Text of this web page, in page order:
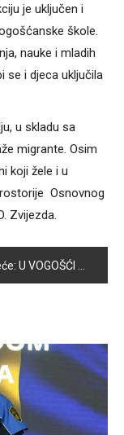
je uključen i
škole.
nauke i mladih
se i djeca uključila
u skladu sa
migrante. Osim
koji žele i u
Osnovnog
Zvijezda.
U VOGOŠĆI KATOLICI OBILJEŽILI BLAGDAN SVIH SVETIH